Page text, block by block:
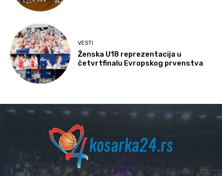
VESTI
Ženska U18 reprezentacija u
četvrtfinalu Evropskog prvenstva